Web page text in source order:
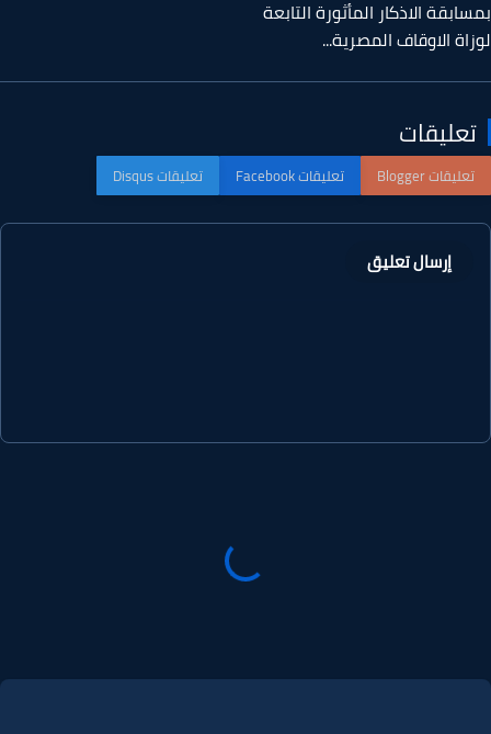
الاذكار المأثورة التابعة
الاوقاف المصرية...
إرسال تعليق